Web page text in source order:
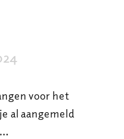
voor het
al aangemeld